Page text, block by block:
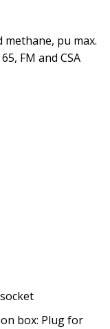
pu max.
FM and CSA
box: Plug for